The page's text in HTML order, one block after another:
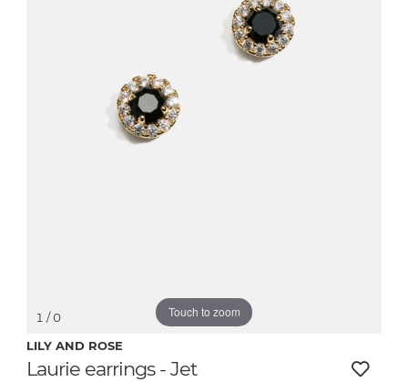
Touch to zoom
1 / 0
LILY AND ROSE
Laurie earrings - Jet